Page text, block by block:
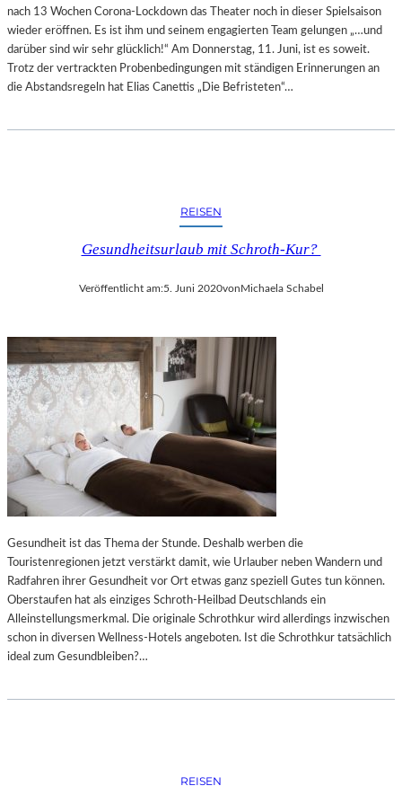
nach 13 Wochen Corona-Lockdown das Theater noch in dieser Spielsaison
wieder eröffnen. Es ist ihm und seinem engagierten Team gelungen „…und
darüber sind wir sehr glücklich!“ Am Donnerstag, 11. Juni, ist es soweit.
Trotz der vertrackten Probenbedingungen mit ständigen Erinnerungen an
die Abstandsregeln hat Elias Canettis „Die Befristeten“…
REISEN
Gesundheitsurlaub mit Schroth-Kur?
Veröffentlicht am:5. Juni 2020vonMichaela Schabel
Gesundheit ist das Thema der Stunde. Deshalb werben die
Touristenregionen jetzt verstärkt damit, wie Urlauber neben Wandern und
Radfahren ihrer Gesundheit vor Ort etwas ganz speziell Gutes tun können.
Oberstaufen hat als einziges Schroth-Heilbad Deutschlands ein
Alleinstellungsmerkmal. Die originale Schrothkur wird allerdings inzwischen
schon in diversen Wellness-Hotels angeboten. Ist die Schrothkur tatsächlich
ideal zum Gesundbleiben?…
REISEN